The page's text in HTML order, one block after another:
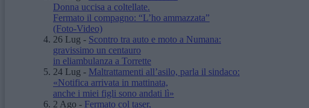
Donna uccisa a coltellate.
Fermato il compagno: “L’ho ammazzata”
(Foto-Video)
26 Lug - Scontro tra auto e moto a Numana:
gravissimo un centauro
in eliambulanza a Torrette
24 Lug - Maltrattamenti all’asilo, parla il sindaco:
«Notifica arrivata in mattinata,
anche i miei figli sono andati lì»
2 Ago - Fermato col taser,